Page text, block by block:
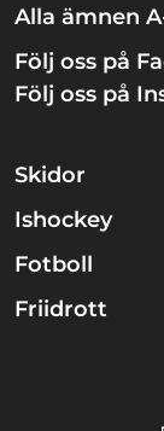
Alla ämnen
Följ oss på
Följ oss på
Skidor
Ishockey
Fotboll
Friidrott